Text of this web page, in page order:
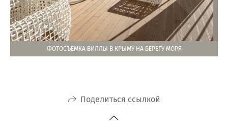
ФОТОСЪЕМКА ВИЛЛЫ В КРЫМУ НА БЕРЕГУ МОРЯ
Поделиться ссылкой